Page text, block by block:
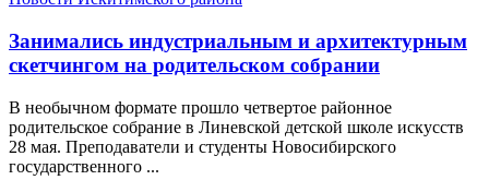
Занимались индустриальным и архитектурным
скетчингом на родительском собрании
В необычном формате прошло четвертое районное
родительское собрание в Линевской детской школе искусств
28 мая. Преподаватели и студенты Новосибирского
государственного ...